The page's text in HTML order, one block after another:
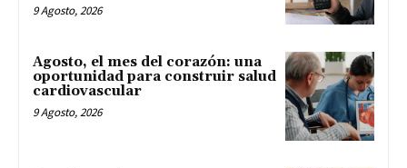
9 Agosto, 2026
Agosto, el mes del corazón: una
oportunidad para construir salud
cardiovascular
9 Agosto, 2026